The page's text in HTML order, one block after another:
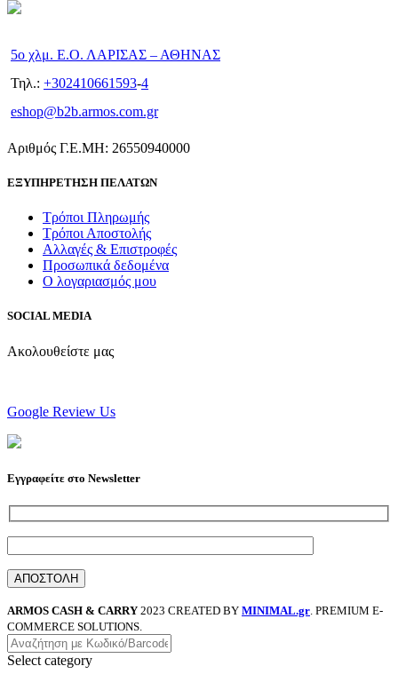
5ο χλμ. Ε.Ο. ΛΑΡΙΣΑΣ – ΑΘΗΝΑΣ
Τηλ.: +302410661593-4
eshop@b2b.armos.com.gr
Αριθμός Γ.Ε.ΜΗ: 26550940000
ΕΞΥΠΗΡΕΤΗΣΗ ΠΕΛΑΤΩΝ
Τρόποι Πληρωμής
Τρόποι Αποστολής
Αλλαγές & Επιστροφές
Προσωπικά δεδομένα
Ο λογαριασμός μου
SOCIAL MEDIA
Ακολουθείστε μας
Google Review Us
Εγγραφείτε στο Newsletter
ARMOS CASH & CARRY 2023 CREATED BY MINIMAL.gr. PREMIUM E-
COMMERCE SOLUTIONS.
Select category